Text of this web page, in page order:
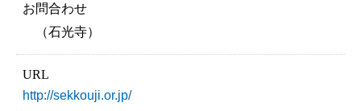
お問合わせ
（石光寺）
URL
http://sekkouji.or.jp/